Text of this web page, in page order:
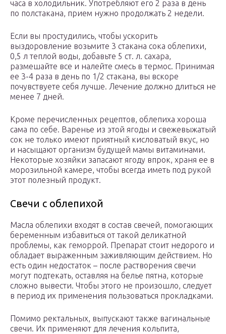
часа в холодильник. Употребляют его 2 раза в день
по полстакана, прием нужно продолжать 2 недели.
Если вы простудились, чтобы ускорить
выздоровление возьмите 3 стакана сока облепихи,
0,5 л теплой воды, добавьте 5 ст. л. сахара,
размешайте все и налейте смесь в термос. Принимая
ее 3-4 раза в день по 1/2 стакана, вы вскоре
почувствуете себя лучше. Лечение должно длиться не
менее 7 дней.
Кроме перечисленных рецептов, облепиха хороша
сама по себе. Варенье из этой ягоды и свежевыжатый
сок не только имеют приятный кисловатый вкус, но
и насыщают организм будущей мамы витаминами.
Некоторые хозяйки запасают ягоду впрок, храня ее в
морозильной камере, чтобы всегда иметь под рукой
этот полезный продукт.
Свечи с облепихой
Масла облепихи входят в состав свечей, помогающих
беременным избавиться от такой деликатной
проблемы, как геморрой. Препарат стоит недорого и
обладает выраженным заживляющим действием. Но
есть один недостаток – после растворения свечи
могут подтекать, оставляя на белье пятна, которые
сложно вывести. Чтобы этого не произошло, следует
в период их применения пользоваться прокладками.
Помимо ректальных, выпускают также вагинальные
свечи. Их применяют для лечения кольпита,